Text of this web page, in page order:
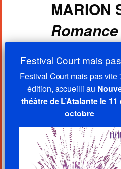
MARION
Romance
Festival Court mais pas vite
édition, accueilli au
théâtre de L’Atalante le 11
octobre